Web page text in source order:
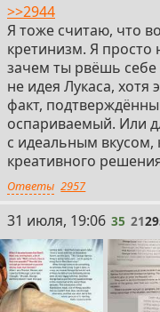
>>2944
Я тоже считаю, что
кретинизм. Я
зачем ты рвёшь себе
не идея Лукаса,
факт,
оспариваемый. Или
с идеальным вкусом,
креативного
Ответы 2957
35
31 июля, 19:06 35 21